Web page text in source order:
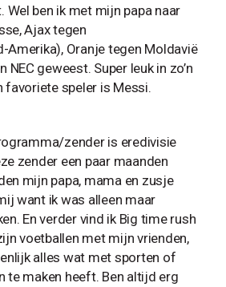
ben ik met mijn papa naar
Ajax tegen
Amerika), Oranje tegen Moldavië
NEC geweest. Super leuk in zo’n
speler is Messi.
zender is eredivisie
zender een paar maanden
mijn papa, mama en zusje
want ik was alleen maar
En verder vind ik Big time rush
voetballen met mijn vrienden,
alles wat met sporten of
te maken heeft. Ben altijd erg